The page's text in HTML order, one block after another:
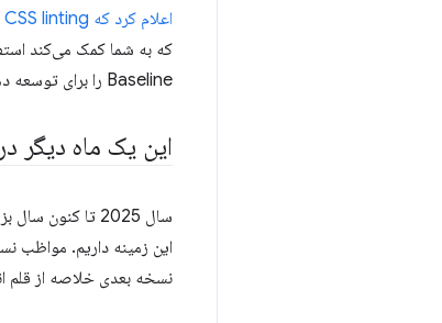
اعلام کرد که CSS linting اکنون به طور رسمی توسط ابزار آنها پشتیبانی می شود
Baseline را برای توسعه دهندگان وب به ارمغان می آورد، به طوری که درک موضوع پشتیبانی از ویژگی آسان تر است.
این یک ماه دیگر
این زمینه داریم. مواظب
نسخه بعدی خلاصه از قلم